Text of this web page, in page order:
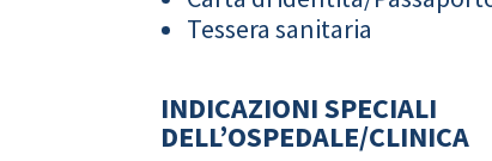
Tessera sanitaria
INDICAZIONI SPECIALI
DELL’OSPEDALE/CLINICA